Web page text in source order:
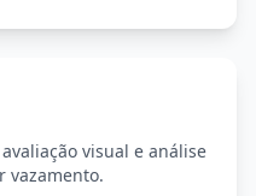
visual e análise
vazamento.